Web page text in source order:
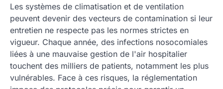
Les systèmes de climatisation et de ventilation
peuvent devenir des vecteurs de contamination si leur
entretien ne respecte pas les normes strictes en
vigueur. Chaque année, des infections nosocomiales
liées à une mauvaise gestion de l'air hospitalier
touchent des milliers de patients, notamment les plus
vulnérables. Face à ces risques, la réglementation